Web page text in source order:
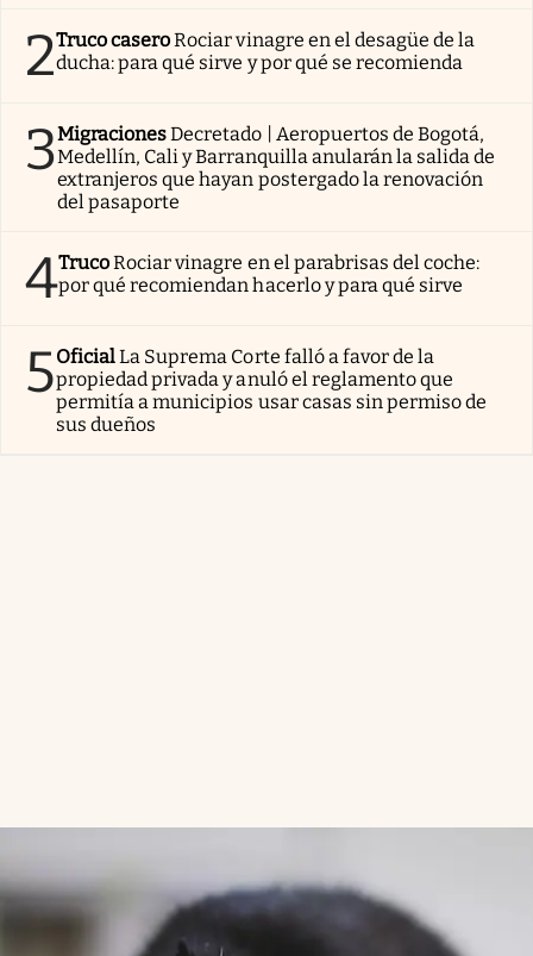
2Truco caseroRociar vinagre en el desagüe de la
ducha: para qué sirve y por qué se recomienda
3MigracionesDecretado | Aeropuertos de Bogotá,
Medellín, Cali y Barranquilla anularán la salida de
extranjeros que hayan postergado la renovación
del pasaporte
4TrucoRociar vinagre en el parabrisas del coche:
por qué recomiendan hacerlo y para qué sirve
5OficialLa Suprema Corte falló a favor de la
propiedad privada y anuló el reglamento que
permitía a municipios usar casas sin permiso de
sus dueños